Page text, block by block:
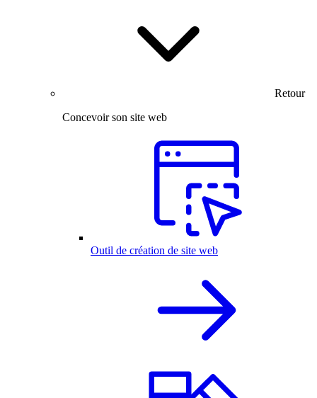
Retour
Concevoir son site web
Outil de création de site web